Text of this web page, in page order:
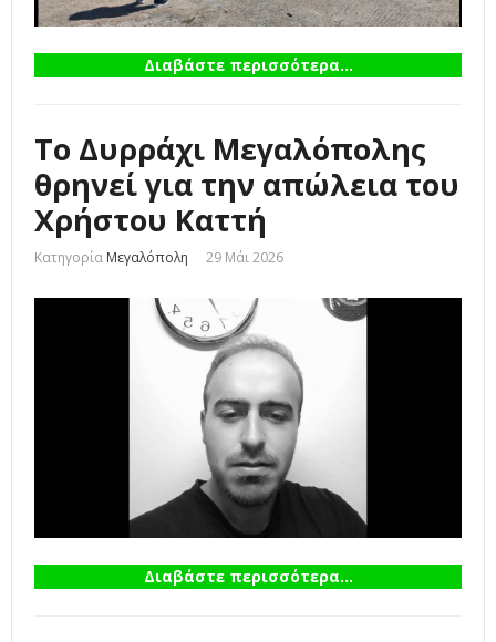
Διαβάστε περισσότερα...
Το Δυρράχι Μεγαλόπολης
θρηνεί για την απώλεια του
Χρήστου Καττή
Κατηγορία Μεγαλόπολη 29 Μάι 2026
Διαβάστε περισσότερα...